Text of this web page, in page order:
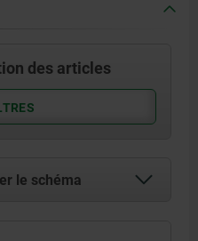
des articles
le schéma